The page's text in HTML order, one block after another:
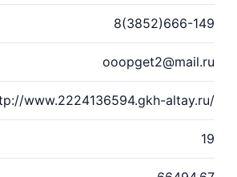
8(3852)666-149
ooopget2@mail.ru
www.2224136594.gkh-altay.ru/
19